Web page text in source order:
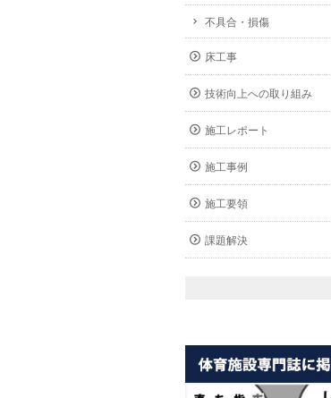
不具合・損傷
床工事
技術向上への取り組み
施工レポート
施工事例
施工要領
課題解決